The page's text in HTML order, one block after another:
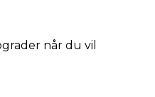
når du vil